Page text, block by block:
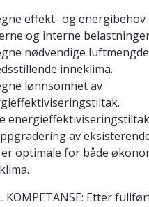
effekt- og energibehov
og interne
nødvendige
inneklima.
lønnsomhet av
av
optimale for både
KOMPETANSE: Etter